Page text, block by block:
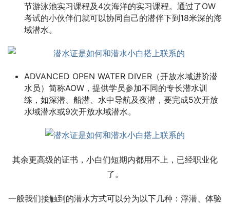
节游泳池实习课程及4次海洋的实习课程。通过了OW
考试的小伙伴们就可以协同自己的潜伴下到18米深的海
域潜水。
ADVANCED OPEN WATER DIVER（开放水域进阶潜
水员）简称AOW，提供学员参加不同的专长潜水训
练，如深潜、船潜、水中导航及夜潜，要完成5次开放
水域潜水或9次开放水域潜水。
其余更高级的证书，小白们短期内都用不上，已经职业化
了。
一般我们接触到的潜水方式可以分为以下几种：浮潜、体验